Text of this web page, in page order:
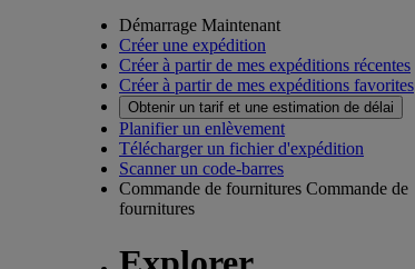
Démarrage Maintenant
Créer une expédition
Créer à partir de mes expéditions récentes
Créer à partir de mes expéditions favorites
Obtenir un tarif et une estimation de délai
Planifier un enlèvement
Télécharger un fichier d'expédition
Scanner un code-barres
Commande de fournitures Commande de
fournitures